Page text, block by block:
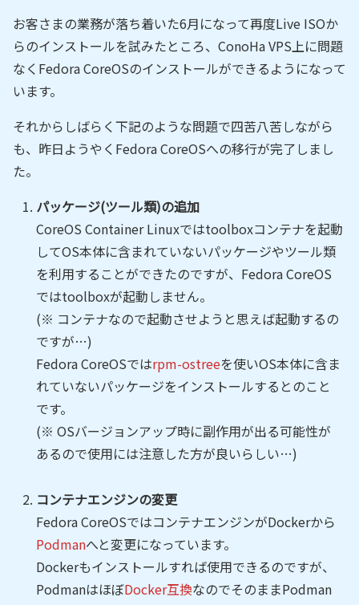
お客さまの業務が落ち着いた6月になって再度Live ISOか
らのインストールを試みたところ、ConoHa VPS上に問題
なくFedora CoreOSのインストールができるようになって
います。
それからしばらく下記のような問題で四苦八苦しながら
も、昨日ようやくFedora CoreOSへの移行が完了しまし
た。
パッケージ(ツール類)の追加
CoreOS Container Linuxではtoolboxコンテナを起動
してOS本体に含まれていないパッケージやツール類
を利用することができたのですが、Fedora CoreOS
ではtoolboxが起動しません。
(※ コンテナなので起動させようと思えば起動するの
ですが…)
Fedora CoreOSではrpm-ostreeを使いOS本体に含ま
れていないパッケージをインストールするとのこと
です。
(※ OSバージョンアップ時に副作用が出る可能性が
あるので使用には注意した方が良いらしい…)
コンテナエンジンの変更
Fedora CoreOSではコンテナエンジンがDockerから
Podmanへと変更になっています。
Dockerもインストールすれば使用できるのですが、
PodmanはほぼDocker互換なのでそのままPodman